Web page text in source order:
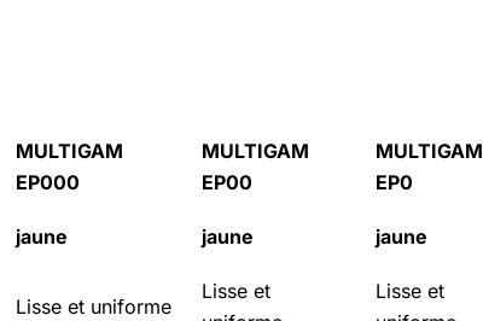
MULTIGAM
EP000
MULTIGAM
EP00
MULTIGAM
EP0
jaune jaune jaune
Lisse et uniforme
Lisse et
Lisse et